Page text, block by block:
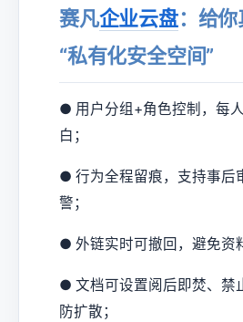
赛凡企业云盘：给你
“私有化安全空间”
● 用户分组+角色控制，每
白；
● 行为全程留痕，支持事后
警；
● 外链实时可撤回，避免资
● 文档可设置阅后即焚、禁
防扩散；